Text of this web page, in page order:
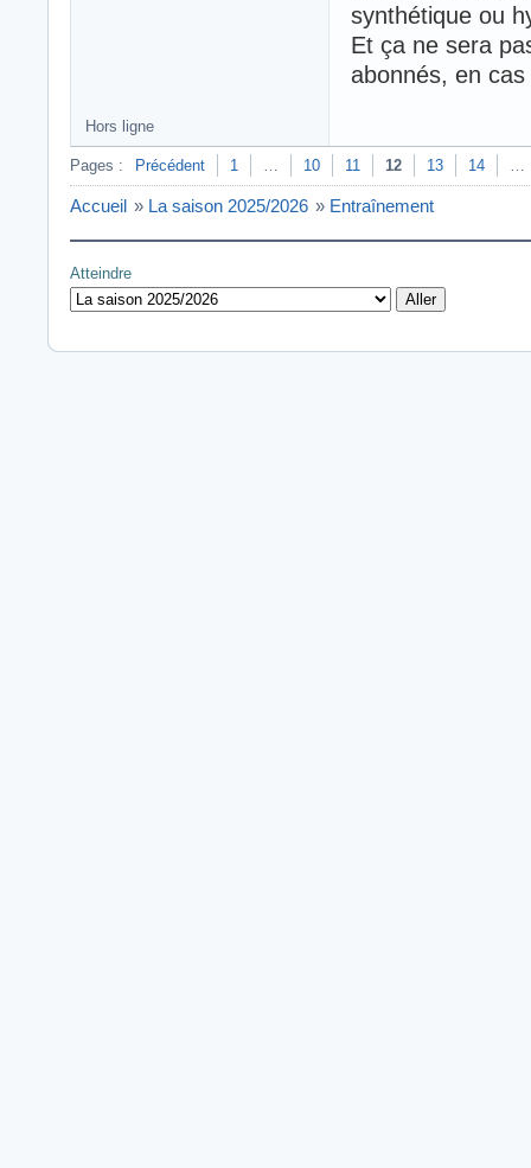
synthétique ou
Et ça ne sera
abonnés, en
Hors ligne
Pages : Précédent 1 10 11 12 13 14
Accueil » La saison 2025/2026 » Entraînement
Atteindre